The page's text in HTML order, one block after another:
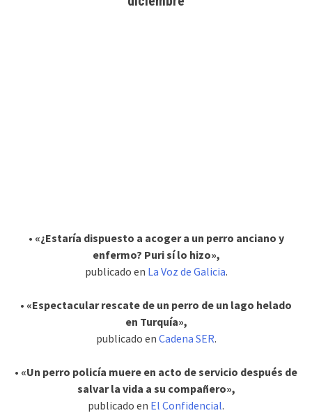
• «¿Estaría dispuesto a acoger a un perro anciano y
enfermo? Puri sí lo hizo»,
publicado en La Voz de Galicia.
• «Espectacular rescate de un perro de un lago helado
en Turquía»,
publicado en Cadena SER.
• «Un perro policía muere en acto de servicio después de
salvar la vida a su compañero»,
publicado en El Confidencial.